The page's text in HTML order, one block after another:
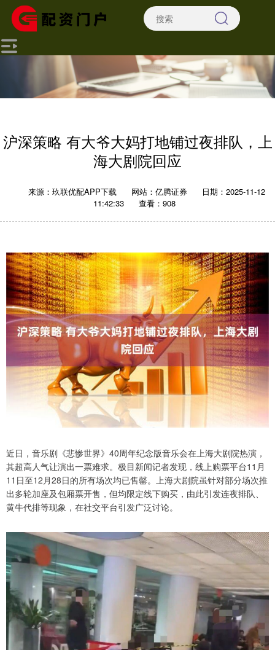
沪深策略 有大爷大妈打地铺过夜排队，上
海大剧院回应
来源：玖联优配APP下载 网站：亿腾证券
日期：2025-11-12
11:42:33
查看：908
近日，音乐剧《悲惨世界》40周年纪念版音乐会在上海大剧院热演，
其超高人气让演出一票难求。极目新闻记者发现，线上购票平台11月
11日至12月28日的所有场次均已售罄。上海大剧院虽针对部分场次推
出多轮加座及包厢票开售，但均限定线下购买，由此引发连夜排队、
黄牛代排等现象，在社交平台引发广泛讨论。